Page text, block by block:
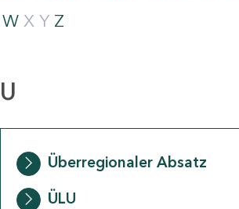
W X Y Z
U
Überregionaler Absatz
ÜLU